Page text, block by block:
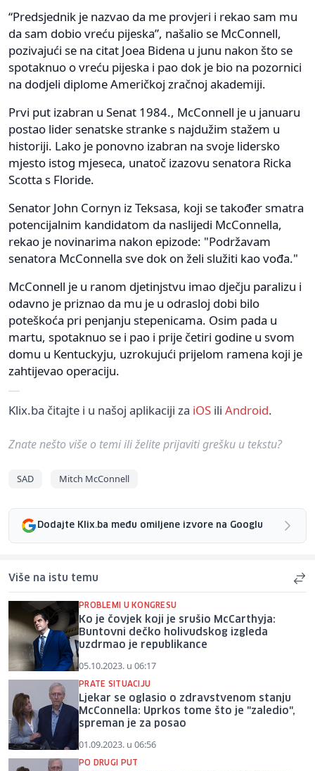
“Predsjednik je nazvao da me provjeri i rekao sam mu
da sam dobio vreću pijeska”, našalio se McConnell,
pozivajući se na citat Joea Bidena u junu nakon što se
spotaknuo o vreću pijeska i pao dok je bio na pozornici
na dodjeli diplome Američkoj zračnoj akademiji.
Prvi put izabran u Senat 1984., McConnell je u januaru
postao lider senatske stranke s najdužim stažem u
historiji. Lako je ponovno izabran na svoje lidersko
mjesto istog mjeseca, unatoč izazovu senatora Ricka
Scotta s Floride.
Senator John Cornyn iz Teksasa, koji se također smatra
potencijalnim kandidatom da naslijedi McConnella,
rekao je novinarima nakon epizode: "Podržavam
senatora McConnella sve dok on želi služiti kao vođa."
McConnell je u ranom djetinjstvu imao dječju paralizu i
odavno je priznao da mu je u odrasloj dobi bilo
poteškoća pri penjanju stepenicama. Osim pada u
martu, spotaknuo se i pao i prije četiri godine u svom
domu u Kentuckyju, uzrokujući prijelom ramena koji je
zahtijevao operaciju.
Klix.ba čitajte i u našoj aplikaciji za iOS ili Android.
Znate nešto više o temi ili želite prijaviti grešku u tekstu?
SAD Mitch McConnell
Dodajte Klix.ba među omiljene izvore na Googlu
Više na istu temu
PROBLEMI U KONGRESU
Ko je čovjek koji je srušio McCarthyja:
Buntovni dečko holivudskog izgleda
uzdrmao je republikance
05.10.2023. u 06:17
PRATE SITUACIJU
Ljekar se oglasio o zdravstvenom stanju
McConnella: Uprkos tome što je "zaledio",
spreman je za posao
01.09.2023. u 06:56
PO DRUGI PUT